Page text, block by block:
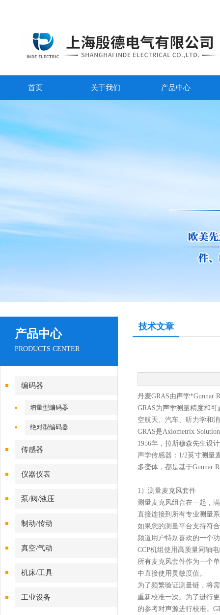
首页 关于我们 产品中心
产品中心
PRODUCTS CENTER
编码器
增量型编码器
绝对型编码器
传感器
仪器仪表
泵/阀/液压
制动/传动
真空/气动
机床/工具
工业设备
技术文章
丹麦GRAS由声学*Gunnar
GRAS为声学测量精度和
空航天、汽车、听力学和
GRAS是Axiometrix
1956年，拉斯穆森先生设
声学传感器：1/2英寸测量
多变体，都是基于Gunnar
1）测量麦克风套件
测量麦克风组合在一起，
直接连接到所有专业测量
如果您的测量平台支持符合
频道用户特别喜欢的一个
CCP机组使用高质量同轴
所有麦克风套件作为一个
中直接使用灵敏度值。
为了频繁验证测量链，将
重新校准一次。为了进行
的参考对声源进行校准。